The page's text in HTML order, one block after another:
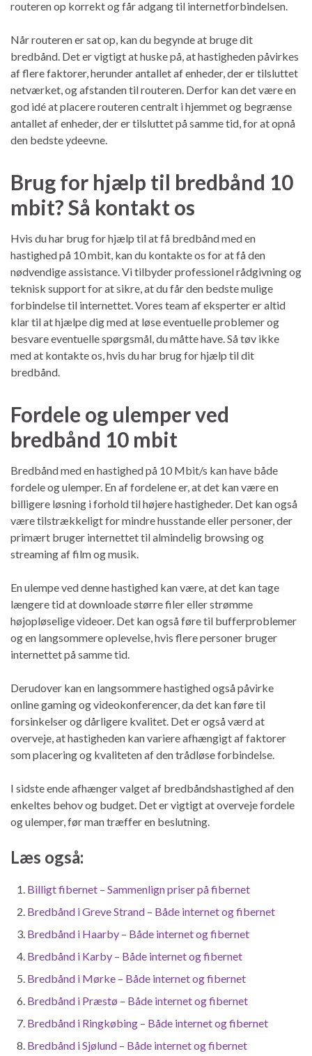
routeren op korrekt og får adgang til internetforbindelsen.
Når routeren er sat op, kan du begynde at bruge dit
bredbånd. Det er vigtigt at huske på, at hastigheden påvirkes
af flere faktorer, herunder antallet af enheder, der er tilsluttet
netværket, og afstanden til routeren. Derfor kan det være en
god idé at placere routeren centralt i hjemmet og begrænse
antallet af enheder, der er tilsluttet på samme tid, for at opnå
den bedste ydeevne.
Brug for hjælp til bredbånd 10
mbit? Så kontakt os
Hvis du har brug for hjælp til at få bredbånd med en
hastighed på 10 mbit, kan du kontakte os for at få den
nødvendige assistance. Vi tilbyder professionel rådgivning og
teknisk support for at sikre, at du får den bedste mulige
forbindelse til internettet. Vores team af eksperter er altid
klar til at hjælpe dig med at løse eventuelle problemer og
besvare eventuelle spørgsmål, du måtte have. Så tøv ikke
med at kontakte os, hvis du har brug for hjælp til dit
bredbånd.
Fordele og ulemper ved
bredbånd 10 mbit
Bredbånd med en hastighed på 10 Mbit/s kan have både
fordele og ulemper. En af fordelene er, at det kan være en
billigere løsning i forhold til højere hastigheder. Det kan også
være tilstrækkeligt for mindre husstande eller personer, der
primært bruger internettet til almindelig browsing og
streaming af film og musik.
En ulempe ved denne hastighed kan være, at det kan tage
længere tid at downloade større filer eller strømme
højopløselige videoer. Det kan også føre til bufferproblemer
og en langsommere oplevelse, hvis flere personer bruger
internettet på samme tid.
Derudover kan en langsommere hastighed også påvirke
online gaming og videokonferencer, da det kan føre til
forsinkelser og dårligere kvalitet. Det er også værd at
overveje, at hastigheden kan variere afhængigt af faktorer
som placering og kvaliteten af ​​den trådløse forbindelse.
I sidste ende afhænger valget af bredbåndshastighed af den
enkeltes behov og budget. Det er vigtigt at overveje fordele
og ulemper, før man træffer en beslutning.
Læs også:
Billigt fibernet – Sammenlign priser på fibernet
Bredbånd i Greve Strand – Både internet og fibernet
Bredbånd i Haarby – Både internet og fibernet
Bredbånd i Karby – Både internet og fibernet
Bredbånd i Mørke – Både internet og fibernet
Bredbånd i Præstø – Både internet og fibernet
Bredbånd i Ringkøbing – Både internet og fibernet
Bredbånd i Sjølund – Både internet og fibernet